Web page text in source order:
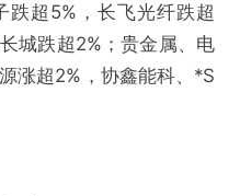
跌超5%，长飞光纤跌超
城跌超2%；贵金属、电
涨超2%，协鑫能科、*S